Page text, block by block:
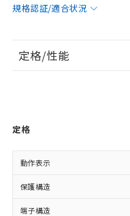
規格認証/適合状況
定格/性能
定格
動作表示
保護構造
端子構造